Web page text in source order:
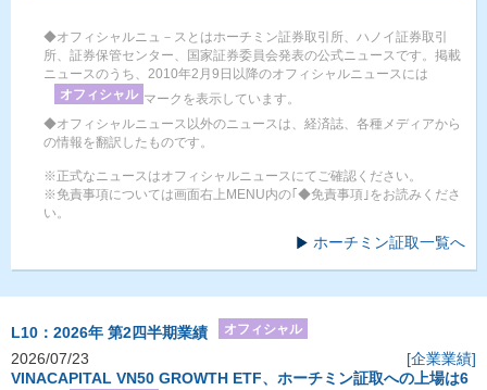
◆オフィシャルニュ－スとはホーチミン証券取引所、ハノイ証券取引
所、証券保管センター、国家証券委員会発表の公式ニュースです。掲載
ニュースのうち、2010年2月9日以降のオフィシャルニュースには
オフィシャル マークを表示しています。
◆オフィシャルニュース以外のニュースは、経済誌、各種メディアから
の情報を翻訳したものです。
※正式なニュースはオフィシャルニュースにてご確認ください。
※免責事項については画面右上MENU内の｢◆免責事項｣をお読みくださ
い。
ホーチミン証取一覧へ
L10：2026年 第2四半期業績 オフィシャル
2026/07/23
[企業業績]
VINACAPITAL VN50 GROWTH ETF、ホーチミン証取への上場は6